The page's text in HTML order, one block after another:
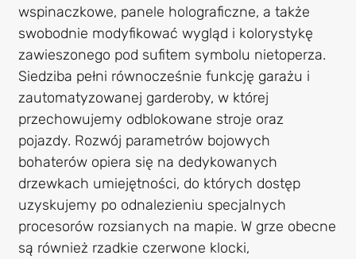
wspinaczkowe, panele holograficzne, a także
swobodnie modyfikować wygląd i kolorystykę
zawieszonego pod sufitem symbolu nietoperza.
Siedziba pełni równocześnie funkcję garażu i
zautomatyzowanej garderoby, w której
przechowujemy odblokowane stroje oraz
pojazdy. Rozwój parametrów bojowych
bohaterów opiera się na dedykowanych
drzewkach umiejętności, do których dostęp
uzyskujemy po odnalezieniu specjalnych
procesorów rozsianych na mapie. W grze obecne
są również rzadkie czerwone klocki,